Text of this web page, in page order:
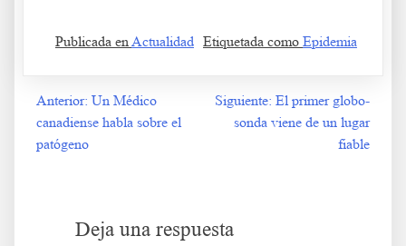
Publicada en Actualidad Etiquetada como Epidemia
Navegación
Anterior: Un Médico
canadiense habla sobre el
patógeno
Siguiente: El primer globo-
sonda viene de un lugar
fiable
Deja una respuesta